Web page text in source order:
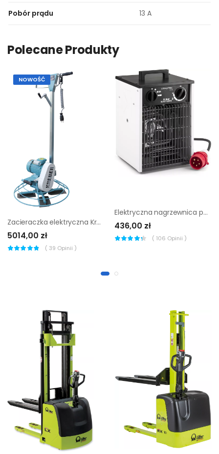
Pobór prądu 13 A
Polecane Produkty
NOWOŚĆ
Zacieraczka elektryczna Kreber K-600 E
5014,00 zł
( 39 Opinii )
Elektryczna nagrzewnica powietrza Trotec TDS 30
436,00 zł
( 106 Opinii )